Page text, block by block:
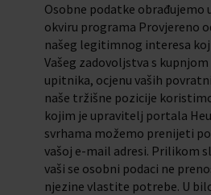
Osobne podatke obrađujemo
okviru programa Provjereno
našeg legitimnog interesa
Vašeg zadovoljstva s kupnjom
upitnika, ocjenu vaših
naše tržišne pozicije
kojim je upravitelj portala
svrhama možemo prenijeti
vašoj e-mail adresi. Prilikom
vaši se osobni podaci ne
njezine vlastite potrebe. U